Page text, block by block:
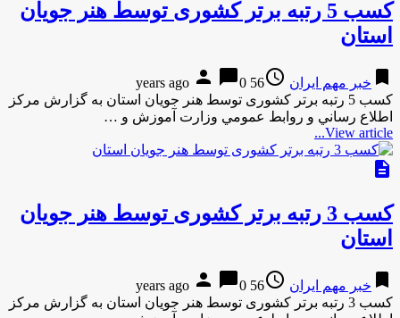
کسب 5 رتبه برتر کشوری توسط هنر جویان
استان
bookmark خبر مهم ایران access_time
56 years ago
person chat_bubble0
کسب 5 رتبه برتر کشوری توسط هنر جویان استان به گزارش مركز
اطلاع رساني و روابط عمومي وزارت آموزش و …
View article...
description
کسب 3 رتبه برتر کشوری توسط هنر جویان
استان
bookmark خبر مهم ایران access_time
56 years ago
person chat_bubble0
کسب 3 رتبه برتر کشوری توسط هنر جویان استان به گزارش مركز